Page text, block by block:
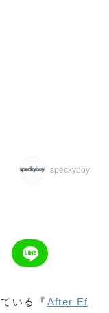
speckyboy
いる『 After Ef